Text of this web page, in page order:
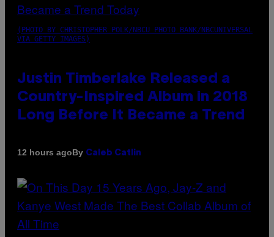
(PHOTO BY CHRISTOPHER POLK/NBCU PHOTO BANK/NBCUNIVERSAL
VIA GETTY IMAGES)
Justin Timberlake Released a
Country-Inspired Album in 2018
Long Before It Became a Trend
12 hours agoBy Caleb Catlin